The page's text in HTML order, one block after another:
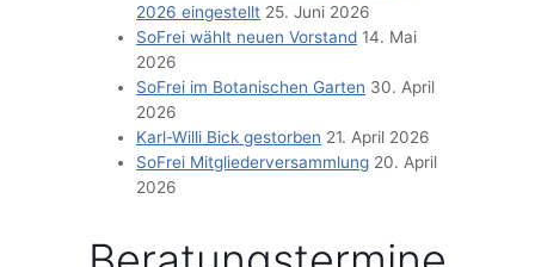
2026 eingestellt 25. Juni 2026
SoFrei wählt neu­en Vorstand 14. Mai
2026
SoFrei im Bota­ni­schen Garten 30. April
2026
Karl-Wil­li Bick gestorben 21. April 2026
SoFrei Mit­glie­der­ver­samm­lung 20. April
2026